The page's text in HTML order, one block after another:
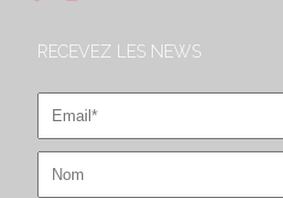
RECEVEZ LES NEWS